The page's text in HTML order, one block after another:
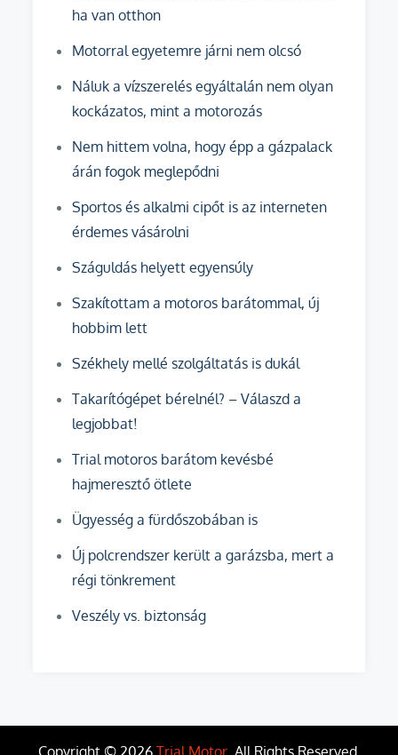
ha van otthon
Motorral egyetemre járni nem olcsó
Náluk a vízszerelés egyáltalán nem olyan
kockázatos, mint a motorozás
Nem hittem volna, hogy épp a gázpalack
árán fogok meglepődni
Sportos és alkalmi cipőt is az interneten
érdemes vásárolni
Száguldás helyett egyensúly
Szakítottam a motoros barátommal, új
hobbim lett
Székhely mellé szolgáltatás is dukál
Takarítógépet bérelnél? – Válaszd a
legjobbat!
Trial motoros barátom kevésbé
hajmeresztő ötlete
Ügyesség a fürdőszobában is
Új polcrendszer került a garázsba, mert a
régi tönkrement
Veszély vs. biztonság
Copyright © 2026 Trial Motor. All Rights Reserved.